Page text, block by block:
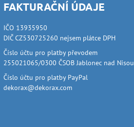
FAKTURAČNÍ ÚDAJE
IČO 13935950
DIČ CZ530725260 nejsem plátce DPH
Číslo účtu pro platby převodem
255021065/0300 ČSOB Jablonec nad Nisou
Číslo účtu pro platby PayPal
dekorax@dekorax.com